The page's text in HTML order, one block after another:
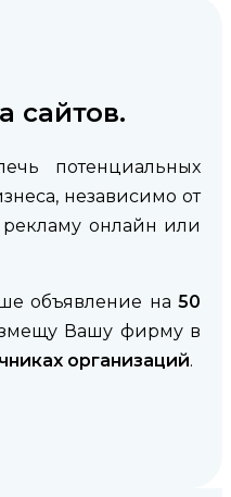
сайтов.
потенциальных
независимо от
онлайн или
объявление на 50
Вашу фирму в
организаций.